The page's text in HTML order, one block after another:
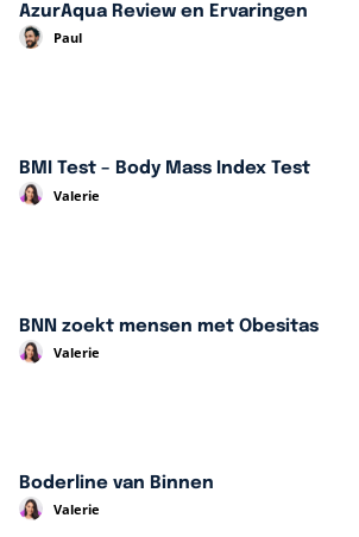
AzurAqua Review en Ervaringen
Paul
BMI Test – Body Mass Index Test
Valerie
BNN zoekt mensen met Obesitas
Valerie
Boderline van Binnen
Valerie